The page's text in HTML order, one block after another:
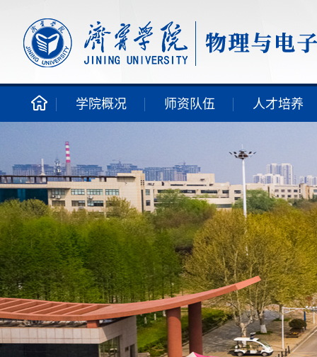
学院概况 师资队伍 人才培养